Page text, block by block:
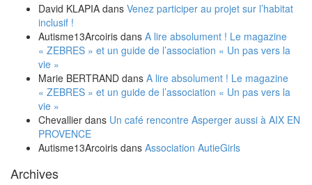
David KLAPIA dans Venez participer au projet sur l’habitat
inclusif !
Autisme13Arcoiris dans A lire absolument ! Le magazine
« ZEBRES » et un guide de l’association « Un pas vers la
vie »
Marie BERTRAND dans A lire absolument ! Le magazine
« ZEBRES » et un guide de l’association « Un pas vers la
vie »
Chevallier dans Un café rencontre Asperger aussi à AIX EN
PROVENCE
Autisme13Arcoiris dans Association AutieGirls
Archives